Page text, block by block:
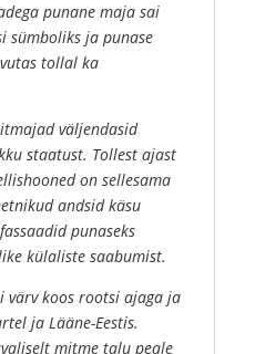
punane maja sai
sümboliks ja punase
tollal ka
väljendasid
staatust. Tollest ajast
on sellesama
andsid käsu
punaseks
külaliste saabumist.
värv koos rootsi ajaga ja
ja Lääne-Eestis.
mitme talu peale